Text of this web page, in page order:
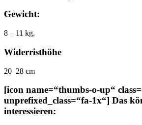
Gewicht:
8 – 11 kg.
Widerristhöhe
20–28 cm
[icon name=“thumbs-o-up“
unprefixed_class=“fa-1x“] Das
interessieren: